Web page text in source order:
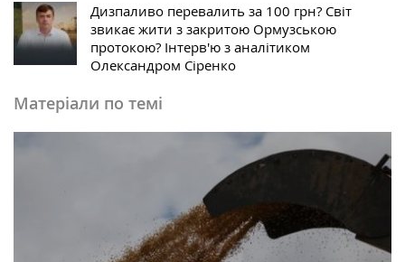
Дизпаливо перевалить за 100 грн? Світ
звикає жити з закритою Ормузською
протокою? Інтерв'ю з аналітиком
Олександром Сіренко
Матеріали по темі